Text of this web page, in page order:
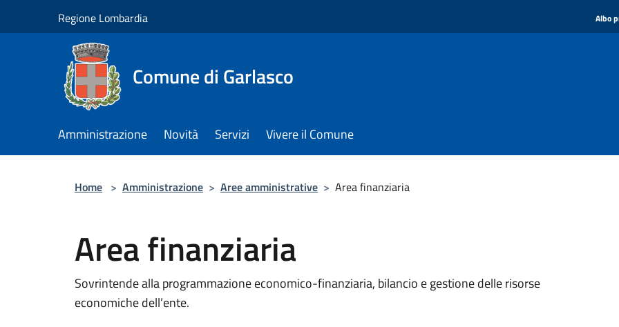
Regione Lombardia Albo
Comune di Garlasco
Amministrazione Novità Servizi Vivere il Comune
Home > Amministrazione > Aree amministrative > Area finanziaria
Area finanziaria
Sovrintende alla programmazione economico-finanziaria, bilancio e gestione delle risorse
economiche dell’ente.